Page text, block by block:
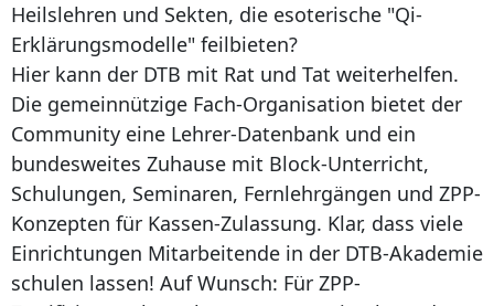
Heilslehren und Sekten, die esoterische "Qi-
Erklärungsmodelle" feilbieten?
Hier kann der DTB mit Rat und Tat weiterhelfen.
Die gemeinnützige Fach-Organisation bietet der
Community eine Lehrer-Datenbank und ein
bundesweites Zuhause mit Block-Unterricht,
Schulungen, Seminaren, Fernlehrgängen und ZPP-
Konzepten für Kassen-Zulassung. Klar, dass viele
Einrichtungen Mitarbeitende in der DTB-Akademie
schulen lassen! Auf Wunsch: Für ZPP-